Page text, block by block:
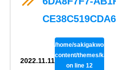
CE38C519CDA6
2022.11.11
/home/sakigakworks/
content/themes/
on line 12